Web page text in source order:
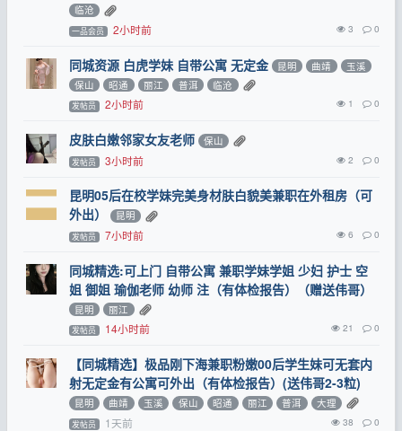
临沧
一品会员 2小时前 3 0
同城资源 白虎学妹 自带公寓 无定金 昆明 曲靖
玉溪
保山
昭通 丽江 普洱 临沧
发帖员 2小时前 1 0
皮肤白嫩邻家女友老师 保山
发帖员 3小时前 2 0
昆明05后在校学妹完美身材肤白貌美兼职在外租房（可
外出）
昆明
发帖员 7小时前 6 0
同城精选:可上门 自带公寓 兼职学妹学姐 少妇 护士 空
姐 御姐 瑜伽老师 幼师 注（有体检报告）（赠送伟哥）
昆明 丽江
发帖员 14小时前 21 0
【同城精选】极品刚下海兼职粉嫩00后学生妹可无套内
射无定金有公寓可外出（有体检报告）(送伟哥2-3粒)
昆明 曲靖 玉溪 保山 昭通 丽江 普洱 大理
发帖员 1天前 38 0